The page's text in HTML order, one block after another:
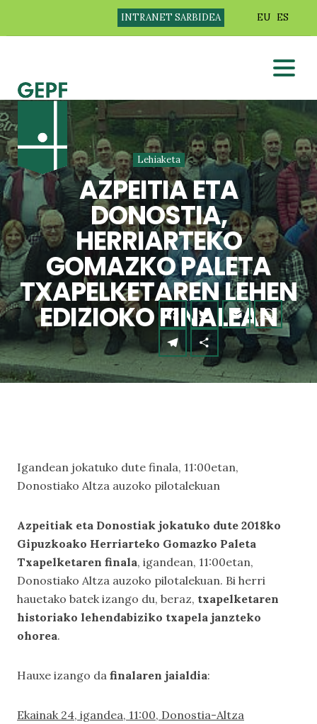
INTRANET SARBIDEA EU ES
Lehiaketa
AZPEITIA ETA
DONOSTIA,
HERRIARTEKO
GOMAZKO PALETA
TXAPELKETAREN LEHEN
EDIZIOKO FINALEAN
Igandean jokatuko dute finala, 11:00etan,
Donostiako Altza auzoko pilotalekuan
Azpeitiak eta Donostiak jokatuko dute 2018ko
Gipuzkoako Herriarteko Gomazko Paleta
Txapelketaren finala, igandean, 11:00etan,
Donostiako Altza auzoko pilotalekuan. Bi herri
hauetako batek izango du, beraz, txapelketaren
historiako lehendabiziko txapela janzteko
ohorea.
Hauxe izango da finalaren jaialdia:
Ekainak 24, igandea, 11:00, Donostia-Altza